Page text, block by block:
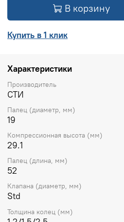
В корзину
Купить в 1 клик
Характеристики
Производитель
СТИ
Палец (диаметр, мм)
19
Компрессионная высота (мм)
29.1
Палец (длина, мм)
52
Клапана (диаметр, мм)
Std
Толщина колец (мм)